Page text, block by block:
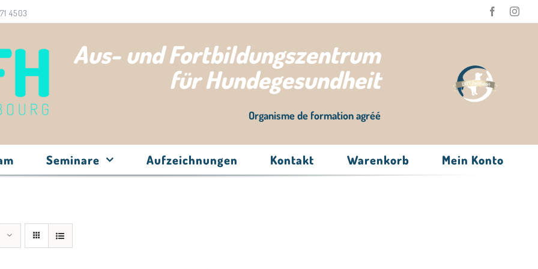
4503
Aus- und Fortbildungszentrum
für Hundegesundheit
Organisme de formation agréé
Seminare Aufzeichnungen Kontakt Warenkorb Mein Konto